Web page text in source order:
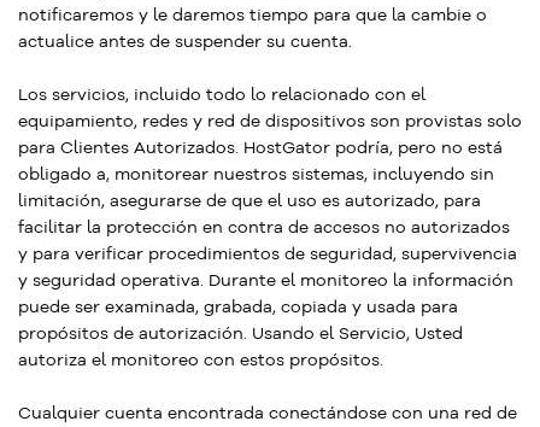
notificaremos y le daremos tiempo para que la cambie o
actualice antes de suspender su cuenta.
Los servicios, incluido todo lo relacionado con el
equipamiento, redes y red de dispositivos son provistas solo
para Clientes Autorizados. HostGator podría, pero no está
obligado a, monitorear nuestros sistemas, incluyendo sin
limitación, asegurarse de que el uso es autorizado, para
facilitar la protección en contra de accesos no autorizados
y para verificar procedimientos de seguridad, supervivencia
y seguridad operativa. Durante el monitoreo la información
puede ser examinada, grabada, copiada y usada para
propósitos de autorización. Usando el Servicio, Usted
autoriza el monitoreo con estos propósitos.
Cualquier cuenta encontrada conectándose con una red de